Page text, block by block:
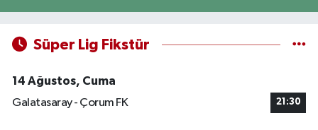
Süper Lig Fikstür
14 Ağustos, Cuma
Galatasaray - Çorum FK
21:30